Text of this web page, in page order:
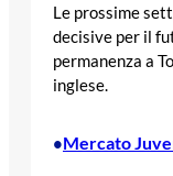
Le prossime
decisive per il
permanenza a
inglese.
•Mercato